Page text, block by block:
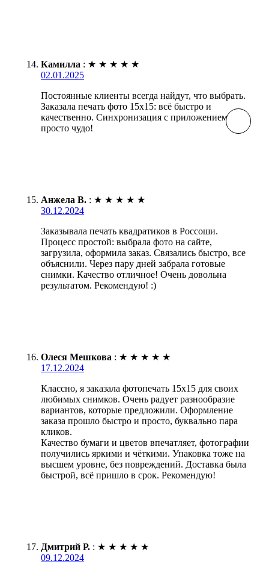
Камилла : ★ ★ ★ ★ ★
02.01.2025
Постоянные клиенты всегда найдут, что выбрать.
Заказала печать фото 15х15: всё быстро и
качественно. Синхронизация с приложением -
просто чудо!
Анжела В. : ★ ★ ★ ★ ★
30.12.2024
Заказывала печать квадратиков в Россоши.
Процесс простой: выбрала фото на сайте,
загрузила, оформила заказ. Связались быстро, все
объяснили. Через пару дней забрала готовые
снимки. Качество отличное! Очень довольна
результатом. Рекомендую! :)
Олеся Мешкова : ★ ★ ★ ★ ★
17.12.2024
Классно, я заказала фотопечать 15х15 для своих
любимых снимков. Очень радует разнообразие
вариантов, которые предложили. Оформление
заказа прошло быстро и просто, буквально пара
кликов.
Качество бумаги и цветов впечатляет, фотографии
получились яркими и чёткими. Упаковка тоже на
высшем уровне, без повреждений. Доставка была
быстрой, всё пришло в срок. Рекомендую!
Дмитрий Р. : ★ ★ ★ ★ ★
09.12.2024